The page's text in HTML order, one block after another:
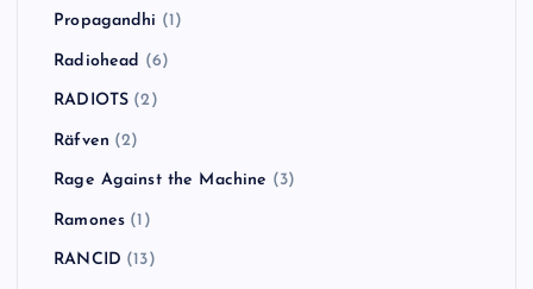
Propagandhi (1)
Radiohead (6)
RADIOTS (2)
Räfven (2)
Rage Against the Machine (3)
Ramones (1)
RANCID (13)